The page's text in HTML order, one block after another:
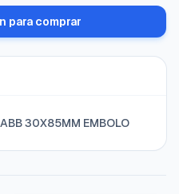
para comprar
ABB 30X85MM EMBOLO